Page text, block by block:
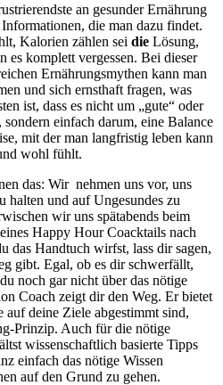
an gesunder Ernährung
die man dazu findet.
Kalorien zählen sei die Lösung,
es komplett vergessen. Bei dieser
Ernährungsmythen kann man
und sich ernsthaft fragen, was
ist, dass es nicht um „gute“ oder
sondern einfach darum, eine Balance
mit der man langfristig leben kann
wohl fühlt.
das: Wir nehmen uns vor, uns
halten und auf Ungesundes zu
wir uns spätabends beim
Happy Hour Coacktails nach
das Handtuch wirfst, lass dir sagen,
gibt. Egal, ob es dir schwerfällt,
noch gar nicht über das nötige
Coach zeigt dir den Weg. Er bietet
auf deine Ziele abgestimmt sind,
Prinzip. Auch für die nötige
wissenschaftlich basierte Tipps
einfach das nötige Wissen
auf den Grund zu gehen.